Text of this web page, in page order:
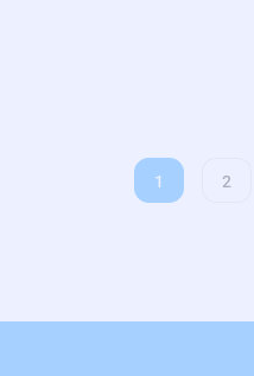
1 2